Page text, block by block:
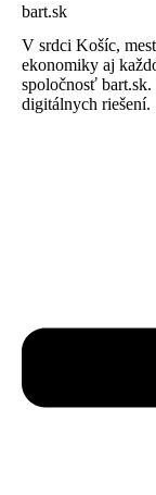
bart.sk
V srdci Košíc,
ekonomiky aj
spoločnosť
digitálnych riešení.